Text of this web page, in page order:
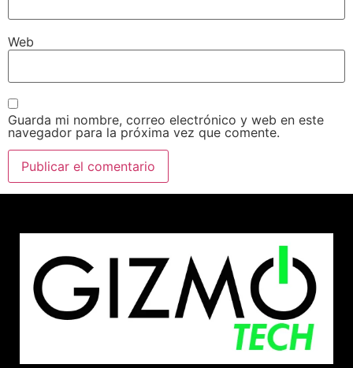
Web
Guarda mi nombre, correo electrónico y web en este
navegador para la próxima vez que comente.